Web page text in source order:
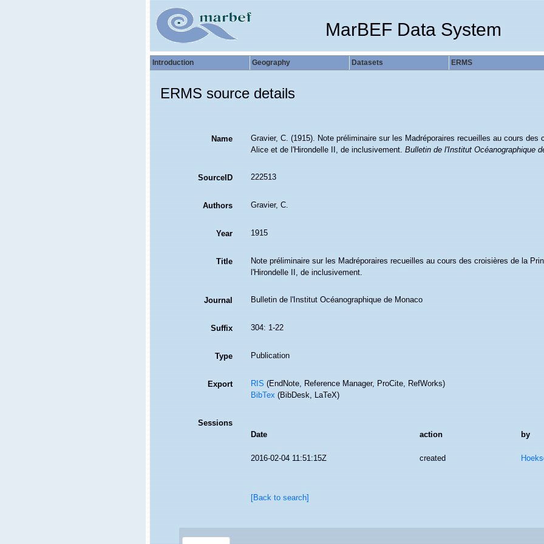
MarBEF Data System
Introduction Geography Datasets ERMS
ERMS source details
Name
Gravier, C. (1915). Note préliminaire sur les Madréporaires recueilles au cours des
Alice et de l'Hirondelle II, de inclusivement.Bulletin de l'Institut Océanographique
SourceID 222513
Authors Gravier, C.
Year 1915
Title
Note préliminaire sur les Madréporaires recueilles au cours des croisières de la
l'Hirondelle II, de inclusivement.
Journal Bulletin de l'Institut Océanographique de Monaco
Suffix 304: 1-22
Type Publication
Export RIS(EndNote, Reference Manager, ProCite, RefWorks)
BibTex(BibDesk, LaTeX)
Sessions
Date
action by
2016-02-04 11:51:15Z created
[Back to search]